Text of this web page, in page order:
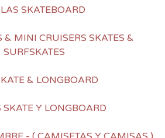
SKATEBOARD
& MINI CRUISERS SKATES &
SURFSKATES
& LONGBOARD
SKATE Y LONGBOARD